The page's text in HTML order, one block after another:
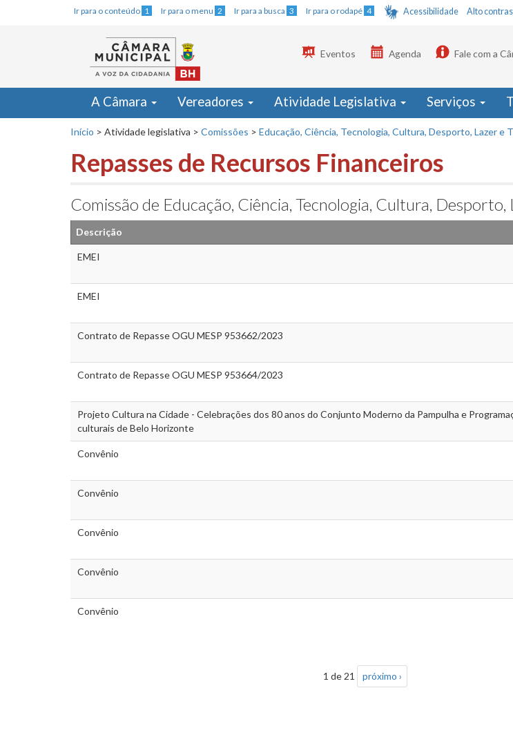
Ir para o conteúdo 1 Ir para o menu 2 Ir para a busca 3 Ir para o rodapé 4 Acessibilidade Alto
Eventos Agenda Fale com a
A Câmara Vereadores Atividade Legislativa Serviços
Início > Atividade legislativa > Comissões > Educação, Ciência, Tecnologia, Cultura, Desporto, Lazer e
Repasses de Recursos Financeiros
Comissão de Educação, Ciência, Tecnologia, Cultura, Desporto,
Descrição
EMEI
EMEI
Contrato de Repasse OGU MESP 953662/2023
Contrato de Repasse OGU MESP 953664/2023
Projeto Cultura na Cidade - Celebrações dos 80 anos do Conjunto Moderno da Pampulha e
culturais de Belo Horizonte
Convênio
Convênio
Convênio
Convênio
Convênio
1 de 21 próximo ›